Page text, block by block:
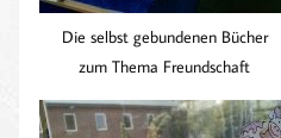
Die selbst gebundenen Bücher
zum Thema Freundschaft